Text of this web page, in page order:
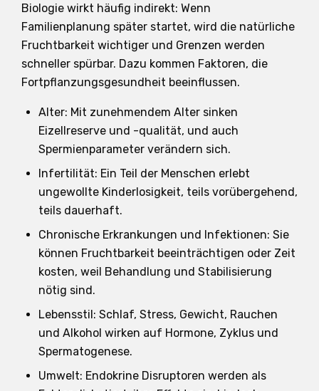
Biologie wirkt häufig indirekt: Wenn
Familienplanung später startet, wird die natürliche
Fruchtbarkeit wichtiger und Grenzen werden
schneller spürbar. Dazu kommen Faktoren, die
Fortpflanzungsgesundheit beeinflussen.
Alter: Mit zunehmendem Alter sinken
Eizellreserve und -qualität, und auch
Spermienparameter verändern sich.
Infertilität: Ein Teil der Menschen erlebt
ungewollte Kinderlosigkeit, teils vorübergehend,
teils dauerhaft.
Chronische Erkrankungen und Infektionen: Sie
können Fruchtbarkeit beeinträchtigen oder Zeit
kosten, weil Behandlung und Stabilisierung
nötig sind.
Lebensstil: Schlaf, Stress, Gewicht, Rauchen
und Alkohol wirken auf Hormone, Zyklus und
Spermatogenese.
Umwelt: Endokrine Disruptoren werden als